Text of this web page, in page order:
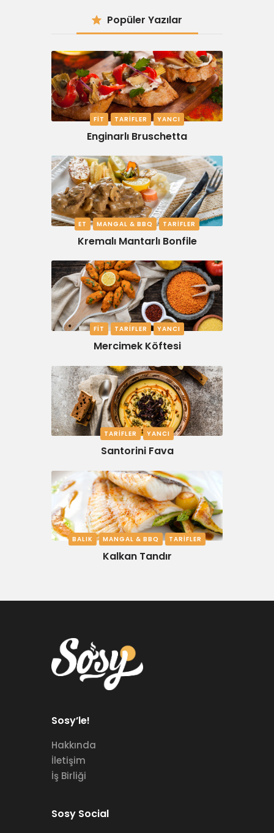
Popüler Yazılar
FIT TARIFLER YANCI
Enginarlı Bruschetta
ET MANGAL & BBQ TARIFLER
Kremalı Mantarlı Bonfile
FIT TARIFLER YANCI
Mercimek Köftesi
TARIFLER YANCI
Santorini Fava
BALIK MANGAL & BBQ TARIFLER
Kalkan Tandır
Sosy’le!
Hakkında
İletişim
İş Birliği
Sosy Social